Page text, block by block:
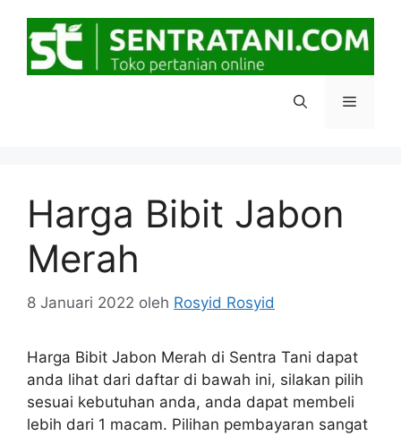
Menu
Harga Bibit Jabon
Merah
8 Januari 2022 oleh Rosyid Rosyid
Harga Bibit Jabon Merah di Sentra Tani dapat
anda lihat dari daftar di bawah ini, silakan pilih
sesuai kebutuhan anda, anda dapat membeli
lebih dari 1 macam. Pilihan pembayaran sangat